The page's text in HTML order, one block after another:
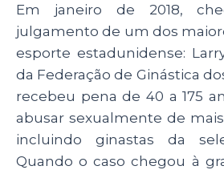
a
ts
A
p
p
c
e
b
o
o
k
k
e
dI
n
a
re
Em janeiro de 2018,
julgamento de um dos
esporte estadunidense:
da Federação de Ginástica
recebeu pena de 40 a 175
abusar sexualmente de
incluindo ginastas da
Quando o caso chegou à